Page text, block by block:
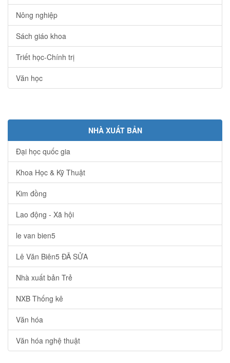
Nông nghiệp
Sách giáo khoa
Triết học-Chính trị
Văn học
NHÀ XUẤT BẢN
Đại học quốc gia
Khoa Học & Kỹ Thuật
Kim đồng
Lao động - Xã hội
le van bien5
Lê Văn Biên5 ĐÃ SỬA
Nhà xuất bản Trẻ
NXB Thống kê
Văn hóa
Văn hóa nghệ thuật